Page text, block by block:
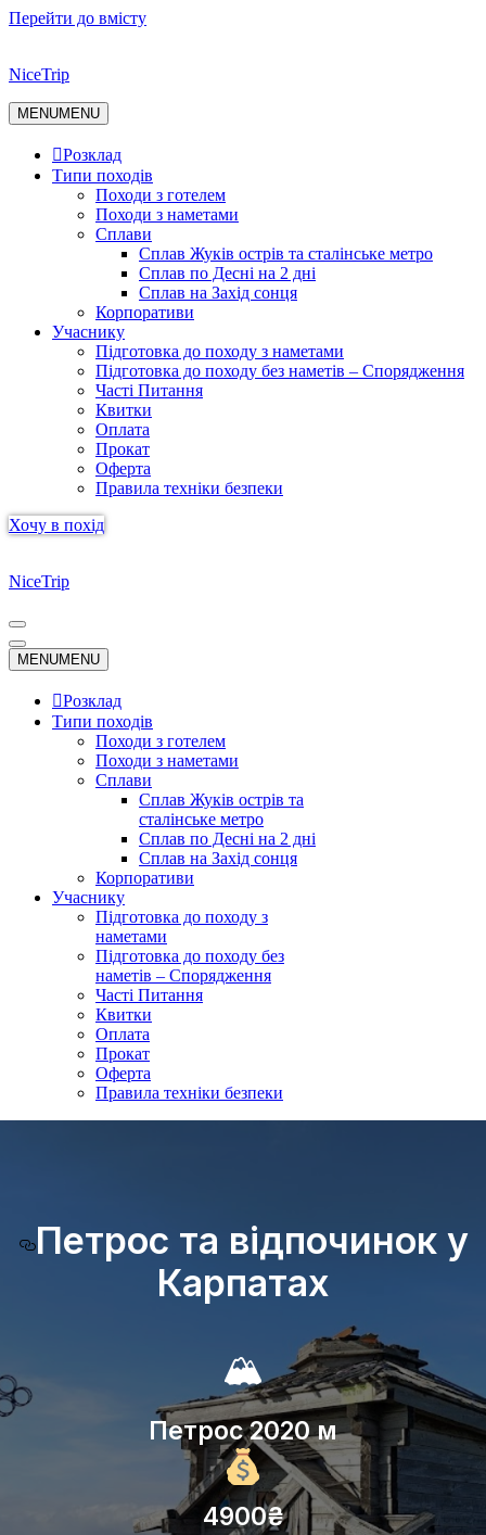
Перейти до вмісту
NiceTrip
MENUMENU
Розклад
Типи походів
Походи з готелем
Походи з наметами
Сплави
Сплав Жуків острів та сталінське метро
Сплав по Десні на 2 дні
Сплав на Захід сонця
Корпоративи
Учаснику
Підготовка до походу з наметами
Підготовка до походу без наметів – Спорядження
Часті Питання
Квитки
Оплата
Прокат
Оферта
Правила техніки безпеки
Хочу в похід
NiceTrip
Меню
навігації
Меню
навігації
MENUMENU
Розклад
Типи походів
Походи з готелем
Походи з наметами
Сплави
Сплав Жуків острів та
сталінське метро
Сплав по Десні на 2 дні
Сплав на Захід сонця
Корпоративи
Учаснику
Підготовка до походу з
наметами
Підготовка до походу без
наметів – Спорядження
Часті Питання
Квитки
Оплата
Прокат
Оферта
Правила техніки безпеки
Петрос та відпочинок у
Карпатах
🏔
Петрос 2020 м
4900₴